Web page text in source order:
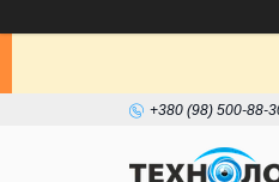
+380 (98) 500-88-